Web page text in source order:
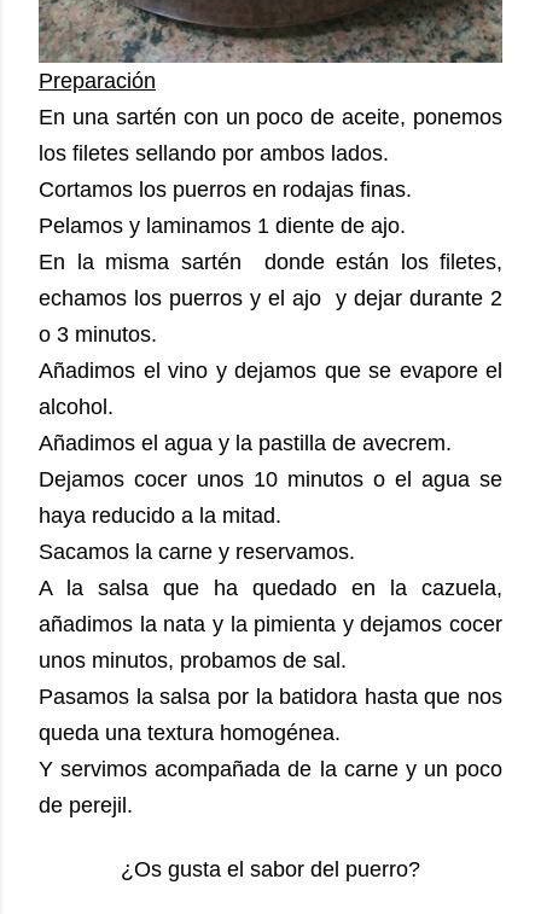
Preparación
En una sartén con un poco de aceite, ponemos
los filetes sellando por ambos lados.
Cortamos los puerros en rodajas finas.
Pelamos y laminamos 1 diente de ajo.
En la misma sartén donde están los filetes,
echamos los puerros y el ajo y dejar durante 2
o 3 minutos.
Añadimos el vino y dejamos que se evapore el
alcohol.
Añadimos el agua y la pastilla de avecrem.
Dejamos cocer unos 10 minutos o el agua se
haya reducido a la mitad.
Sacamos la carne y reservamos.
A la salsa que ha quedado en la cazuela,
añadimos la nata y la pimienta y dejamos cocer
unos minutos, probamos de sal.
Pasamos la salsa por la batidora hasta que nos
queda una textura homogénea.
Y servimos acompañada de la carne y un poco
de perejil.
¿Os gusta el sabor del puerro?